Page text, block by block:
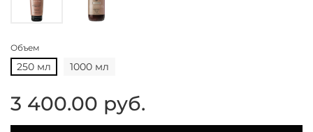
Объем
250 мл 1000 мл
3 400.00 руб.